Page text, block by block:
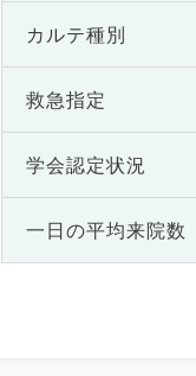
カルテ種別
救急指定
学会認定状況
一日の平均来院数